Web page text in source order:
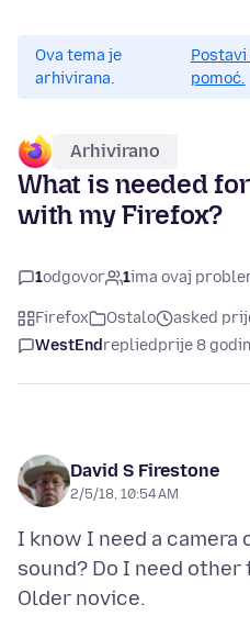
Ova tema je
arhivirana.
pomoć.
Arhivirano
What is needed
with my Firefox?
1odgovor 1ima ovaj
Firefox Ostalo
asked
WestEndrepliedprije 8
David S Firestone
2/5/18, 10:54 AM
I know I need a camera
sound? Do I need other